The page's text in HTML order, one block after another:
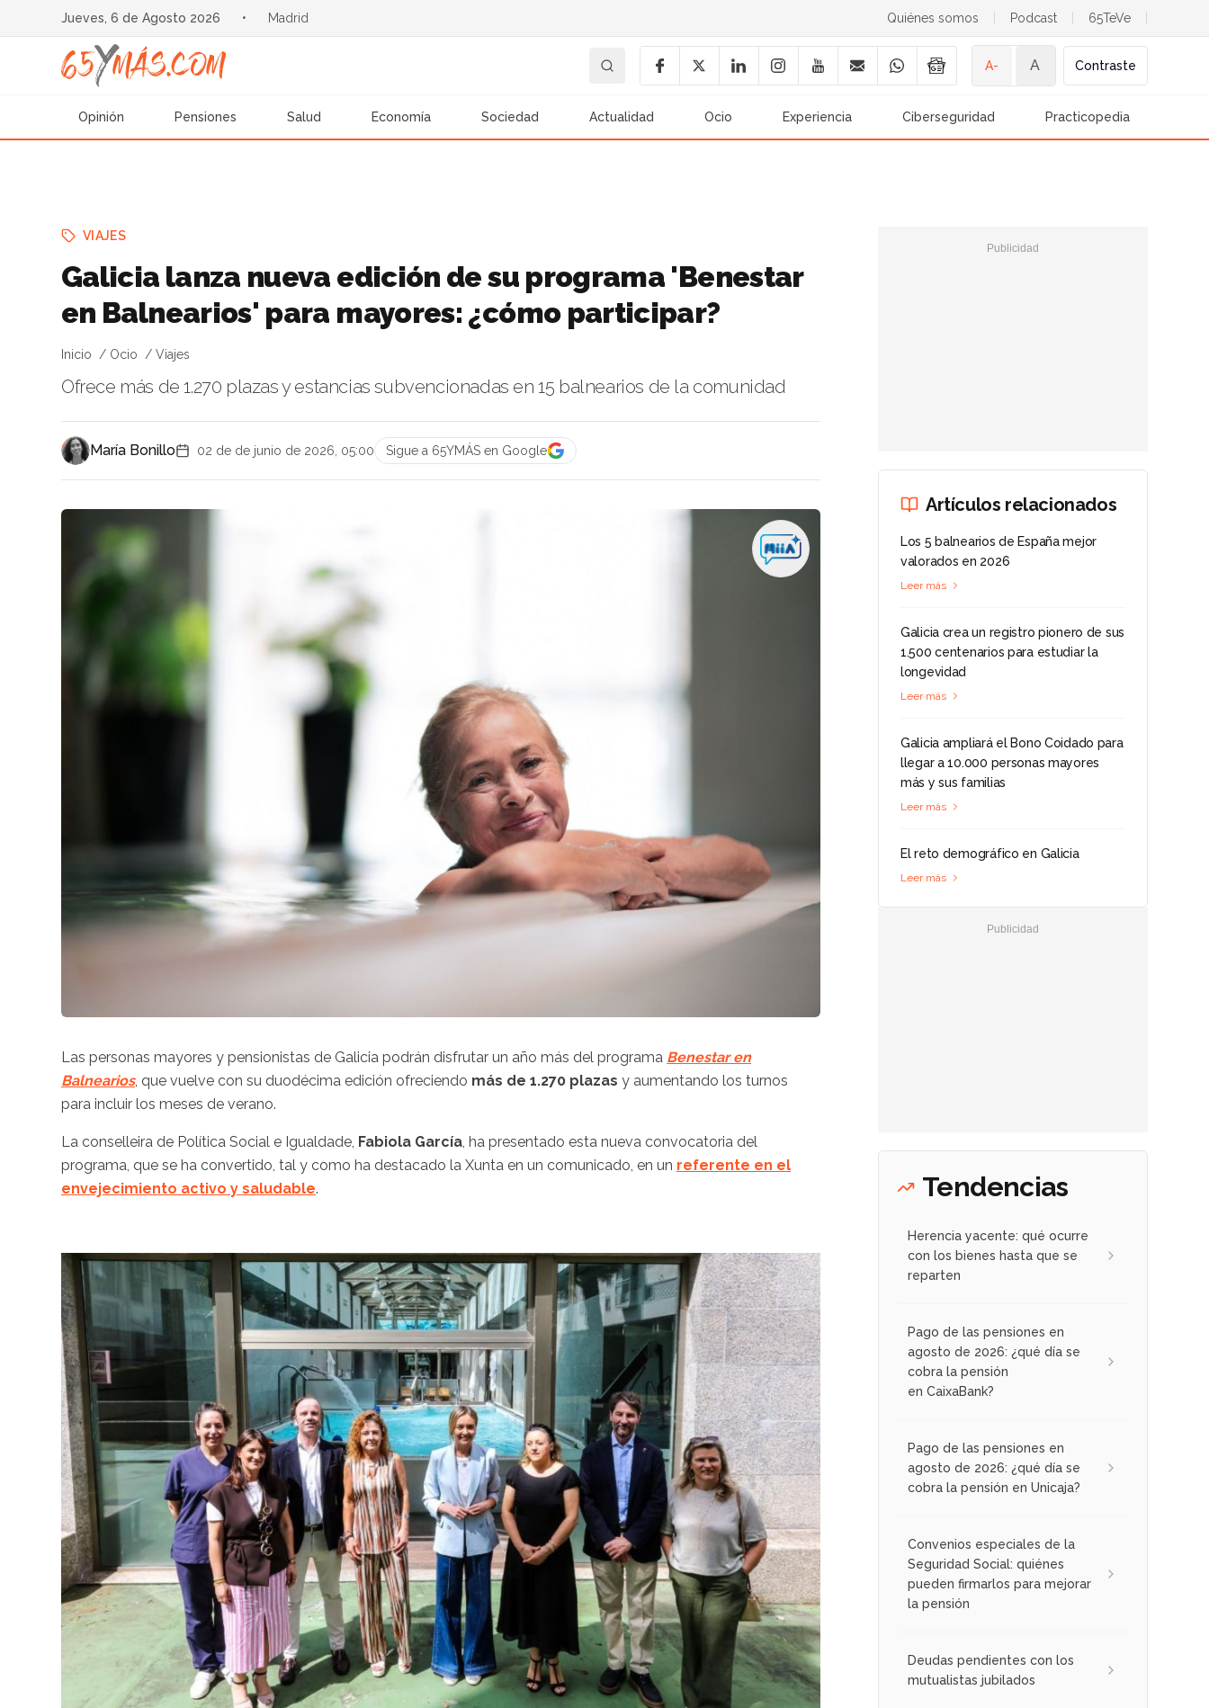
Jueves, 6 de Agosto 2026 • Madrid Quiénes somos Podcast 65TeVe
A- A Contraste
Opinión Pensiones Salud Economía Sociedad Actualidad Ocio Experiencia Ciberseguridad Practicopedia
VIAJES
Galicia lanza nueva edición de su programa 'Benestar
en Balnearios' para mayores: ¿cómo participar?
Inicio Ocio Viajes
Ofrece más de 1.270 plazas y estancias subvencionadas en 15 balnearios de la comunidad
María Bonillo 02 de de junio de 2026, 05:00 Sigue a 65YMÁS en Google
Las personas mayores y pensionistas de Galicia podrán disfrutar un año más del programa Benestar en
Balnearios, que vuelve con su duodécima edición ofreciendo más de 1.270 plazas y aumentando los turnos
para incluir los meses de verano.
La conselleira de Política Social e Igualdade, Fabiola García , ha presentado esta nueva convocatoria del
programa, que se ha convertido, tal y como ha destacado la Xunta en un comunicado, en un referente en el
envejecimiento activo y saludable.
Artículos relacionados
Los 5 balnearios de España mejor
valorados en 2026
Leer más
Galicia crea un registro pionero de sus
1.500 centenarios para estudiar la
longevidad
Leer más
Galicia ampliará el Bono Coidado para
llegar a 10.000 personas mayores
más y sus familias
Leer más
El reto demográfico en Galicia
Leer más
Tendencias
Herencia yacente: qué ocurre
con los bienes hasta que se
reparten
Pago de las pensiones en
agosto de 2026: ¿qué día se
cobra la pensión
en CaixaBank?
Pago de las pensiones en
agosto de 2026: ¿qué día se
cobra la pensión en Unicaja?
Convenios especiales de la
Seguridad Social: quiénes
pueden firmarlos para mejorar
la pensión
Deudas pendientes con los
mutualistas jubilados